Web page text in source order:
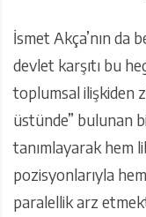
İsmet Akça’nın da
devlet karşıtı bu
toplumsal ilişkiden
üstünde” bulunan
tanımlayarak hem
pozisyonlarıyla
paralellik arz